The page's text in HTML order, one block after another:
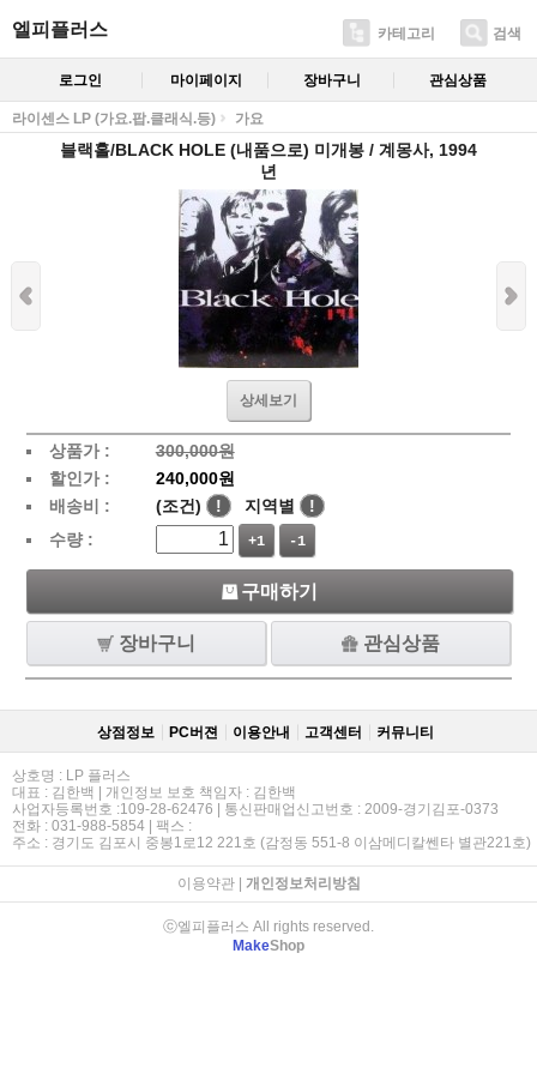
엘피플러스 카테고리 검색
로그인 마이페이지 장바구니 관심상품
라이센스 LP (가요.팝.클래식.등) 가요
블랙홀/BLACK HOLE (내품으로) 미개봉 / 계몽사, 1994
년
상세보기
상품가 :
300,000원
할인가 :
240,000원
배송비 :
(조건) ! 지역별
!
수량 :
+1 -1
구매하기
장바구니 관심상품
상점정보 PC버젼 이용안내 고객센터 커뮤니티
상호명 : LP 플러스
대표 : 김한백 | 개인정보 보호 책임자 : 김한백
사업자등록번호 :109-28-62476 | 통신판매업신고번호 : 2009-경기김포-0373
전화 : 031-988-5854 | 팩스 :
주소 : 경기도 김포시 중봉1로12 221호 (감정동 551-8 이삼메디칼쎈타 별관221호)
이용약관| 개인정보처리방침
ⓒ엘피플러스 All rights reserved.
MakeShop